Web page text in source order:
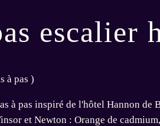
escalier
à pas )
à pas inspiré de l'hôtel Hannon
et Newton : Orange de